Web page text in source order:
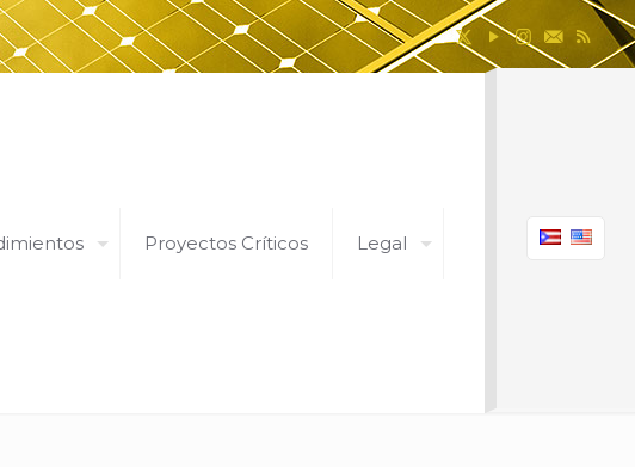
Proyectos Críticos Legal